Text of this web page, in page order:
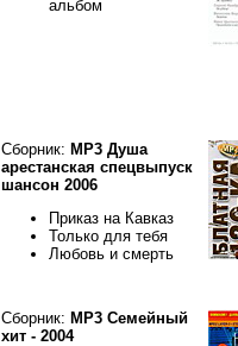
альбом
Сборник: МР3 Душа
арестанская спецвыпуск
шансон 2006
Приказ на Кавказ
Только для тебя
Любовь и смерть
Сборник: МР3 Семейный
хит - 2004